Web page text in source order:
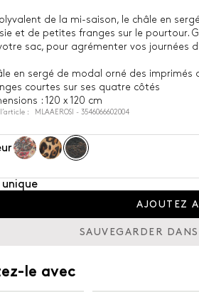
de la mi-saison, le châle en
et de petites franges sur le pourtour.
sac, pour agrémenter vos journées
en sergé de modal orné des imprimés
courtes sur ses quatre côtés
: 120 x 120 cm
: MLAAEROSI - 3546066602004
unique
AJOUTEZ
SAUVEGARDER
le avec